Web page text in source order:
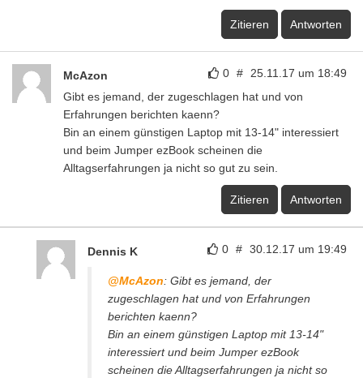
Zitieren Antworten
0 # 25.11.17 um 18:49
McAzon
Gibt es jemand, der zugeschlagen hat und von
Erfahrungen berichten kaenn?
Bin an einem günstigen Laptop mit 13-14" interessiert
und beim Jumper ezBook scheinen die
Alltagserfahrungen ja nicht so gut zu sein.
Zitieren Antworten
0 # 30.12.17 um 19:49
Dennis K
@McAzon: Gibt es jemand, der
zugeschlagen hat und von Erfahrungen
berichten kaenn?
Bin an einem günstigen Laptop mit 13-14"
interessiert und beim Jumper ezBook
scheinen die Alltagserfahrungen ja nicht so